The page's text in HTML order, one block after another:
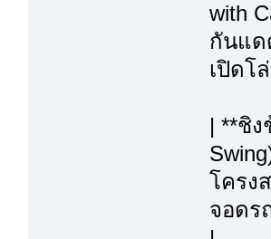
with
กันแด
เปิดโ
| **ชิ
โครง
จอดร